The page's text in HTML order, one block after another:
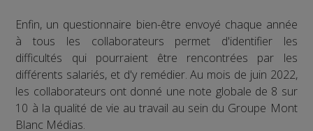
Enfin, un questionnaire bien-être envoyé chaque année
à tous les collaborateurs permet d'identifier les
difficultés qui pourraient être rencontrées par les
différents salariés, et d'y remédier. Au mois de juin 2022,
les collaborateurs ont donné une note globale de 8 sur
10 à la qualité de vie au travail au sein du Groupe Mont
Blanc Médias.